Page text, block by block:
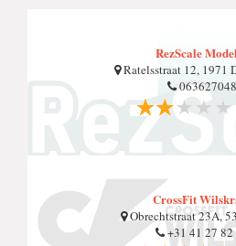
RezScale
Ratelsstraat 12, 1971
CrossFit
Obrechtstraat 23A,
+31 41 27 82